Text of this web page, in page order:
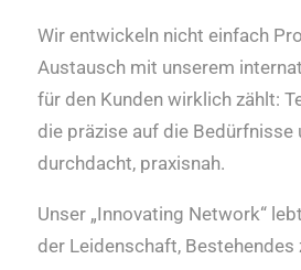
Wir entwickeln nicht einfach
Austausch mit unserem
für den Kunden wirklich zählt:
die präzise auf die
durchdacht, praxisnah.
Unser „Innovating Network“
der Leidenschaft,